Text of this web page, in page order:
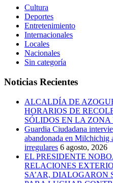
Cultura
Deportes
Entretenimiento
Internacionales
Locales
Nacionales
Sin categoría
Noticias Recientes
ALCALDÍA DE
HORARIOS DE
SÓLIDOS EN LA
Guardia Ciudadana
abandonada en Milchichig
irregulares 6 agosto, 2026
EL PRESIDENTE
RELACIONES
SA’AR, DIALOGARON